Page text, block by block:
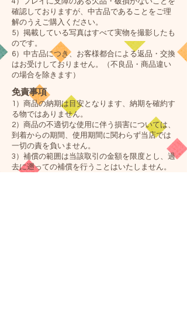
確認しておりますが、中古品であることをご理
解のうえご購入ください。
5）掲載している写真はすべて実物を撮影したも
のです。
6）中古品につき、お客様都合による返品・交換
はお受けしておりません。（不良品・商品違い
の場合を除きます）
免責事項
1）商品の納期は目安となります、納期を確約す
る物ではありません。
2）商品の不適切な使用に伴う損害については、
到着からの期間、使用期間に関わらず当店では
一切の責を負いません。
3）補償の範囲は当該取引の金額を限度とし、過
去に遡っての補償を行うことはいたしません。